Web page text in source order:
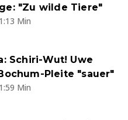
"Zu wilde Tiere"
Min
Schiri-Wut! Uwe
Pleite "sauer"
Min